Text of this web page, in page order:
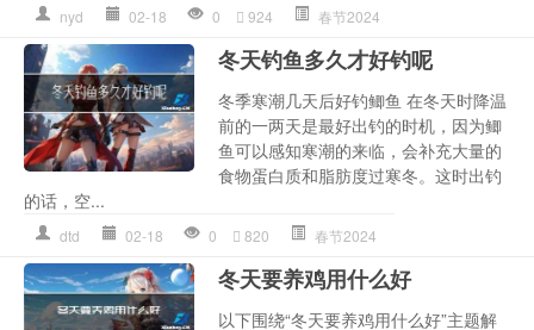
nyd 02-18 0 924 春节2024
冬天钓鱼多久才好钓呢
冬季寒潮几天后好钓鲫鱼 在冬天时降温
前的一两天是最好出钓的时机，因为鲫
鱼可以感知寒潮的来临，会补充大量的
食物蛋白质和脂肪度过寒冬。这时出钓
的话，空...
dtd 02-18 0 820 春节2024
冬天要养鸡用什么好
以下围绕“冬天要养鸡用什么好”主题解